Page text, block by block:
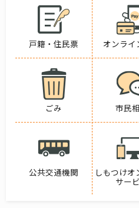
戸籍・住民票 オンライ
ごみ 市民
公共交通機関
しもつけオ
サー